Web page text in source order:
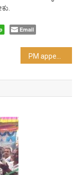
Email